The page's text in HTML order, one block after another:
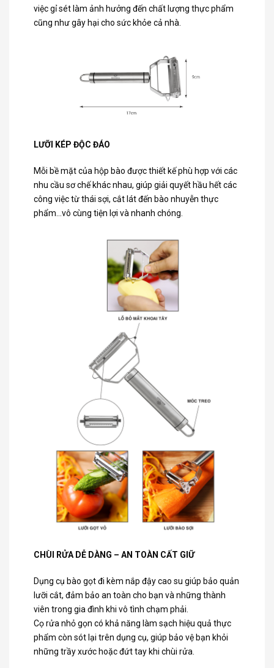
việc gỉ sét làm ảnh hưởng đến chất lượng thực phẩm
cũng như gây hại cho sức khỏe cả nhà.
LƯỠI KÉP ĐỘC ĐÁO
Mỗi bề mặt của hộp bào được thiết kế phù hợp với các
nhu cầu sơ chế khác nhau, giúp giải quyết hầu hết các
công việc từ thái sợi, cắt lát đến bào nhuyễn thực
phẩm…vô cùng tiện lợi và nhanh chóng.
CHÙI RỬA DỄ DÀNG – AN TOÀN CẤT GIỮ
Dụng cụ bào gọt đi kèm nắp đậy cao su giúp bảo quản
lưỡi cắt, đảm bảo an toàn cho bạn và những thành
viên trong gia đình khi vô tình chạm phải.
Cọ rửa nhỏ gọn có khả năng làm sạch hiệu quả thực
phẩm còn sót lại trên dụng cụ, giúp bảo vệ bạn khỏi
những trầy xước hoặc đứt tay khi chùi rửa.